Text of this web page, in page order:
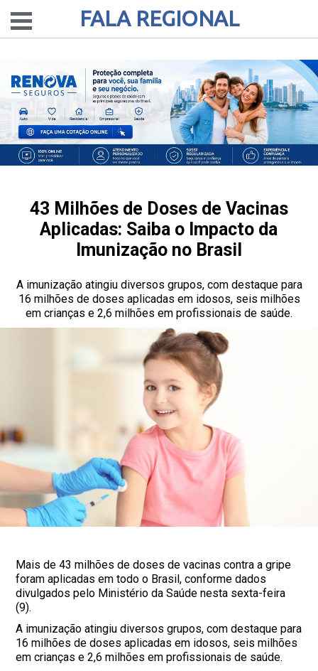
FALA REGIONAL
43 Milhões de Doses de Vacinas
Aplicadas: Saiba o Impacto da
Imunização no Brasil
A imunização atingiu diversos grupos, com destaque para
16 milhões de doses aplicadas em idosos, seis milhões
em crianças e 2,6 milhões em profissionais de saúde.
Mais de 43 milhões de doses de vacinas contra a gripe
foram aplicadas em todo o Brasil, conforme dados
divulgados pelo Ministério da Saúde nesta sexta-feira
(9).
A imunização atingiu diversos grupos, com destaque para
16 milhões de doses aplicadas em idosos, seis milhões
em crianças e 2,6 milhões em profissionais de saúde.